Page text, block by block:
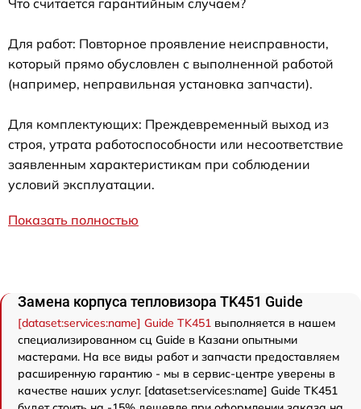
Для работ: Повторное проявление неисправности,
который прямо обусловлен с выполненной работой
(например, неправильная установка запчасти).
Для комплектующих: Преждевременный выход из
строя, утрата работоспособности или несоответствие
заявленным характеристикам при соблюдении
условий эксплуатации.
Показать полностью
Замена корпуса тепловизора TK451 Guide
[dataset:services:name] Guide TK451 выполняется в нашем
специализированном сц Guide в Казани опытными
мастерами. На все виды работ и запчасти предоставляем
расширенную гарантию - мы в сервис-центре уверены в
качестве наших услуг. [dataset:services:name] Guide TK451